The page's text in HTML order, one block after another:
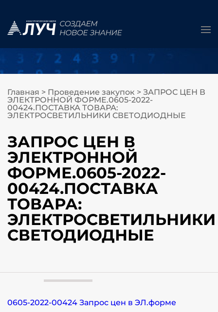
Главная > Проведение закупок > ЗАПРОС ЦЕН В
ЭЛЕКТРОННОЙ ФОРМЕ.0605-2022-
00424.ПОСТАВКА ТОВАРА:
ЭЛЕКТРОСВЕТИЛЬНИКИ СВЕТОДИОДНЫЕ
ЗАПРОС ЦЕН В
ЭЛЕКТРОННОЙ
ФОРМЕ.0605-2022-
00424.ПОСТАВКА
ТОВАРА:
ЭЛЕКТРОСВЕТИЛЬНИКИ
СВЕТОДИОДНЫЕ
0605-2022-00424 Запрос цен в ЭЛ.форме